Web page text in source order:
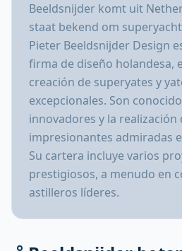
Beeldsnijder komt uit
staat bekend om
Pieter Beeldsnijder Design
firma de diseño holandesa,
creación de superyates y
excepcionales. Son
innovadores y la realización
impresionantes admiradas
Su cartera incluye varios
prestigiosos, a menudo en
astilleros líderes.